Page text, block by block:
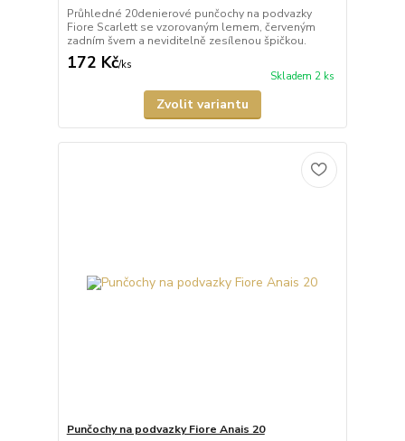
Průhledné 20denierové punčochy na podvazky
Fiore Scarlett se vzorovaným lemem, červeným
zadním švem a neviditelně zesílenou špičkou.
172 Kč/ks
Skladem 2 ks
Zvolit variantu
Punčochy na podvazky Fiore Anais 20